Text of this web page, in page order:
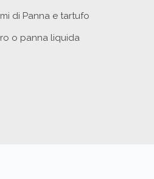
di Panna e tartufo
o panna liquida